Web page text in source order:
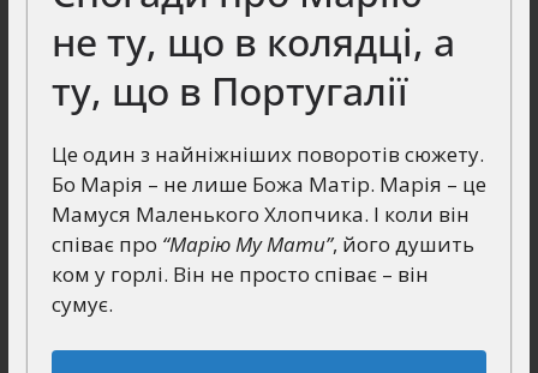
не ту, що в колядці, а
ту, що в Португалії
Це один з найніжніших поворотів сюжету.
Бо Марія – не лише Божа Матір. Марія – це
Мамуся Маленького Хлопчика. І коли він
співає про “Марію Му Мати”, його душить
ком у горлі. Він не просто співає – він
сумує.